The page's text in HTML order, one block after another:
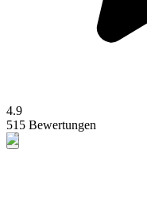
4.9
515 Bewertungen